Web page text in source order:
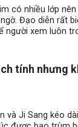
có nhiều lớp
Đạo diễn rất
người xem luôn
tính nhưng
và Ji Sang kéo